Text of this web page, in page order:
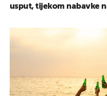
usput, tijekom nabavke